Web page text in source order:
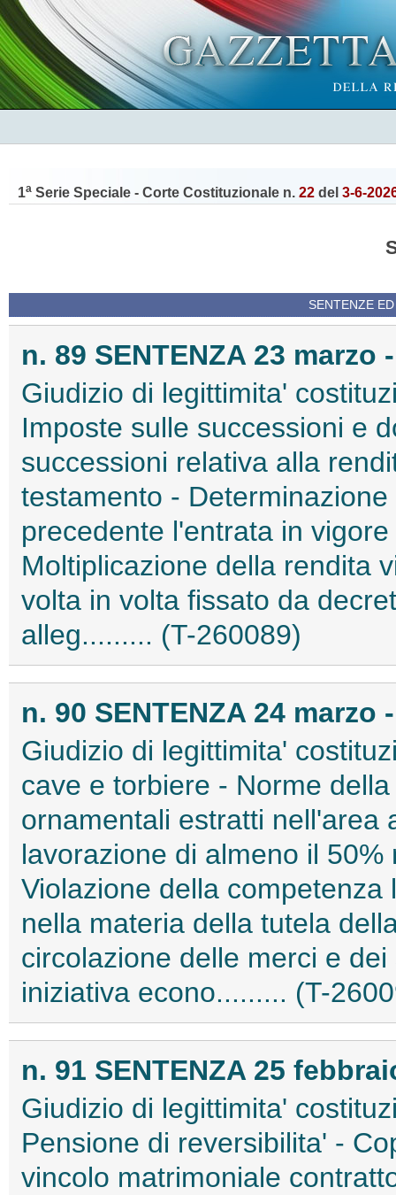
1a Serie Speciale - Corte Costituzionale n. 22 del 3-6-
SENTENZE
n. 89 SENTENZA 23 marzo
Giudizio di legittimita'
Imposte sulle successioni e
successioni relativa alla
testamento -
precedente l'entrata in
Moltiplicazione della rendita
volta in volta fissato da
alleg......... (T-260089)
n. 90 SENTENZA 24 marzo
Giudizio di legittimita'
cave e torbiere - Norme
ornamentali estratti nell'area
lavorazione di almeno il
Violazione della
nella materia della tutela
circolazione delle merci e
iniziativa econo......... (T-
n. 91 SENTENZA 25
Giudizio di legittimita'
Pensione di reversibilita' -
vincolo matrimoniale